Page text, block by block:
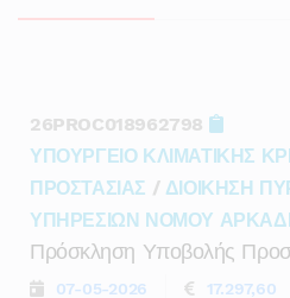
26PROC018962798
ΥΠΟΥΡΓΕΙΟ ΚΛΙΜΑΤΙΚΗΣ
ΠΡΟΣΤΑΣΙΑΣ / ΔΙΟΙΚΗΣΗ
ΥΠΗΡΕΣΙΩΝ ΝΟΜΟΥ
Πρόσκληση Υποβολής
07-05-2026 17.297,60